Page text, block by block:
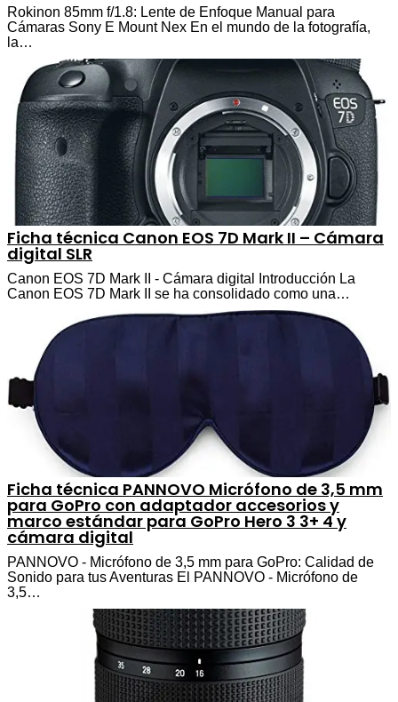
Rokinon 85mm f/1.8: Lente de Enfoque Manual para
Cámaras Sony E Mount Nex En el mundo de la fotografía,
la…
Ficha técnica Canon EOS 7D Mark II – Cámara
digital SLR
Canon EOS 7D Mark II - Cámara digital Introducción La
Canon EOS 7D Mark II se ha consolidado como una…
Ficha técnica PANNOVO Micrófono de 3,5 mm
para GoPro con adaptador accesorios y
marco estándar para GoPro Hero 3 3+ 4 y
cámara digital
PANNOVO - Micrófono de 3,5 mm para GoPro: Calidad de
Sonido para tus Aventuras El PANNOVO - Micrófono de
3,5…